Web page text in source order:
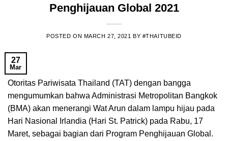
Penghijauan Global 2021
POSTED ON MARCH 27, 2021 BY #THAITUBEID
27
Mar
Otoritas Pariwisata Thailand (TAT) dengan bangga
mengumumkan bahwa Administrasi Metropolitan Bangkok
(BMA) akan menerangi Wat Arun dalam lampu hijau pada
Hari Nasional Irlandia (Hari St. Patrick) pada Rabu, 17
Maret, sebagai bagian dari Program Penghijauan Global.